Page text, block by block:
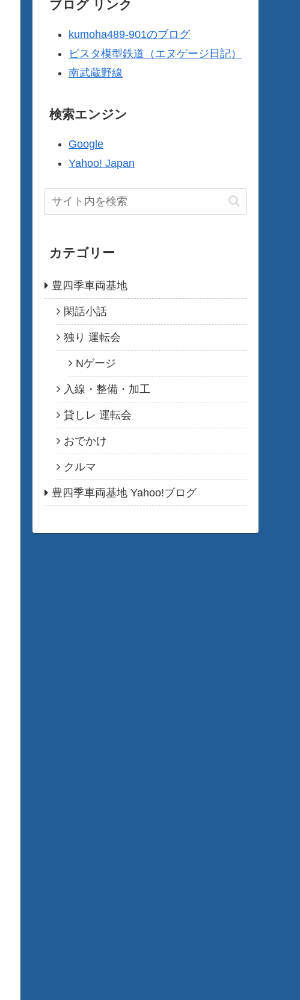
ブログ リンク
kumoha489-901のブログ
ビスタ模型鉄道（エヌゲージ日記）
南武蔵野線
検索エンジン
Google
Yahoo! Japan
カテゴリー
豊四季車両基地
閑話小話
独り 運転会
Nゲージ
入線・整備・加工
貸しレ 運転会
おでかけ
クルマ
豊四季車両基地 Yahoo!ブログ